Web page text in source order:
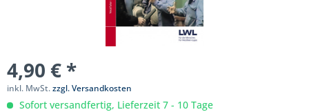
4,90 € *
inkl. MwSt.zzgl. Versandkosten
Sofort versandfertig, Lieferzeit 7 - 10 Tage